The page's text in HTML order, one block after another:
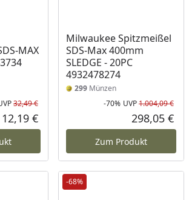
MAX
Rabatt in Prozent
Ursprünglicher Preis
32,49 €
Aktueller Preis
12,19 €
Milwaukee Spitzmeißel
SDS-Max 400mm
SLEDGE - 20PC
4932478274
299Münzen
-70% UVP1.004,09 €
298,05 €
Zum Produkt
-68%